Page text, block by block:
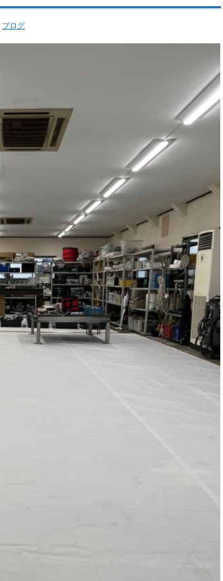
ブログ